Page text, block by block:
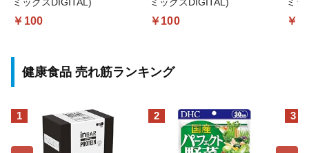
ミックスDIGITAL)
￥100
ミックスDIGITAL)
￥100
ミッ
￥
健康食品 売れ筋ランキング
1 2 3